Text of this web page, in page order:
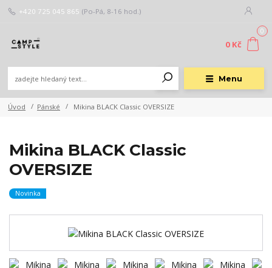
Menu
+420 725 045 865 (Po-Pá, 8-16 hod.)
0
0 Kč
Úvod Pánské Mikina BLACK Classic OVERSIZE
Mikina BLACK Classic
OVERSIZE
Novinka